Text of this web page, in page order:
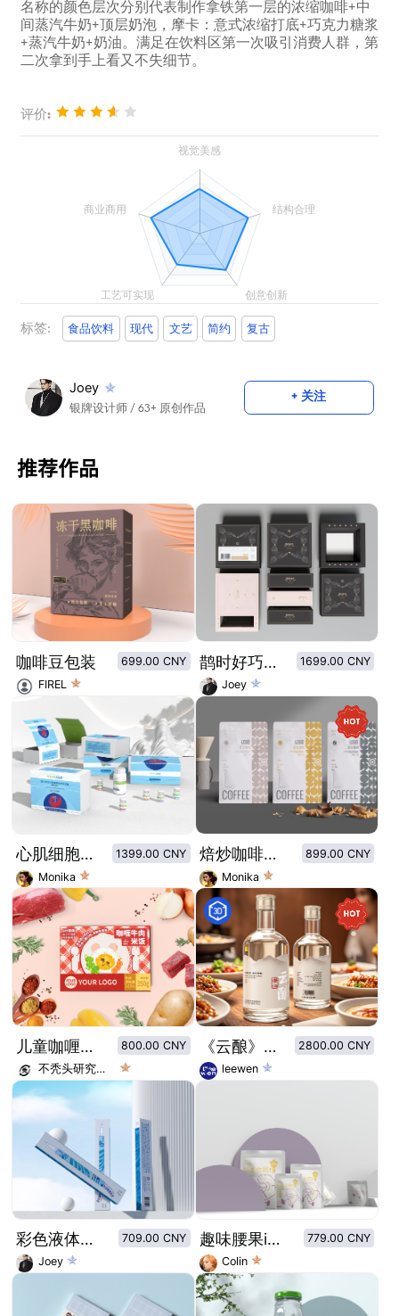
名称的颜色层次分别代表制作拿铁第一层的浓缩咖啡+中
间蒸汽牛奶+顶层奶泡，摩卡：意式浓缩打底+巧克力糖浆
+蒸汽牛奶+奶油。满足在饮料区第一次吸引消费人群，第
二次拿到手上看又不失细节。
评价:
标签: 食品饮料 现代 文艺 简约 复古
Joey
银牌设计师 / 63+ 原创作品
+ 关注
推荐作品
咖啡豆包装
699.00 CNY
FIREL
鹊时好巧巧克力-七夕系列主题限定包装
1699.00 CNY
Joey
心肌细胞试剂盒包装设计/医疗用品试剂盒包装设计
1399.00 CNY
Monika
焙炒咖啡豆-几何图形风格元素-简约时尚-咖啡豆包装
899.00 CNY
Monika
儿童咖喱预制菜
800.00 CNY
不秃头研究中心
《云酿》创意酱香型白酒标签
2800.00 CNY
leewen
彩色液体眼线笔阿凡达蓝色
709.00 CNY
Joey
趣味腰果ip包装设计
779.00 CNY
Colin